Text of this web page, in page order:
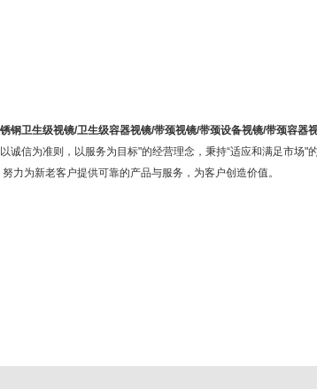
钢卫生级视镜/卫生级容器视镜/带颈视镜/带颈设备视镜/带颈容器
诚信为准则，以服务为目标"的经营理念，秉持“适应和满足市场"
力为新老客户提供可靠的产品与服务，为客户创造价值。